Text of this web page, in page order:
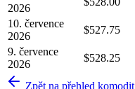
2026
10. července
2026
$527.75
9. července
2026
$528.25
Zpět na přehled komodit